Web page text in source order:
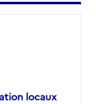
locaux